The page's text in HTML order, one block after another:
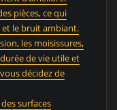
pièces, ce qui
et le bruit ambiant.
les moisissures,
de vie utile et
décidez de
surfaces